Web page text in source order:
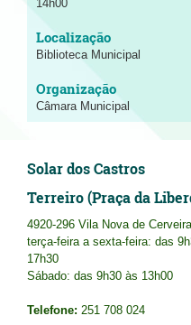
14h00
Biblioteca Municipal
Câmara Municipal
Solar dos Castros
Terreiro (Praça da
4920-296 Vila Nova de Cerveira
terça-feira a sexta-feira: das
17h30
Sábado: das 9h30 às 13h00
Telefone: 251 708 024